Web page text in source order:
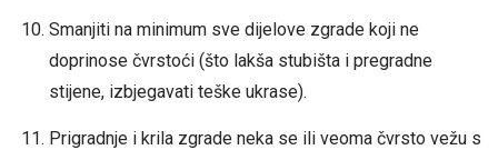
Smanjiti na minimum sve dijelove zgrade koji ne
doprinose čvrstoći (što lakša stubišta i pregradne
stijene, izbjegavati teške ukrase).
Prigradnje i krila zgrade neka se ili veoma čvrsto vežu s